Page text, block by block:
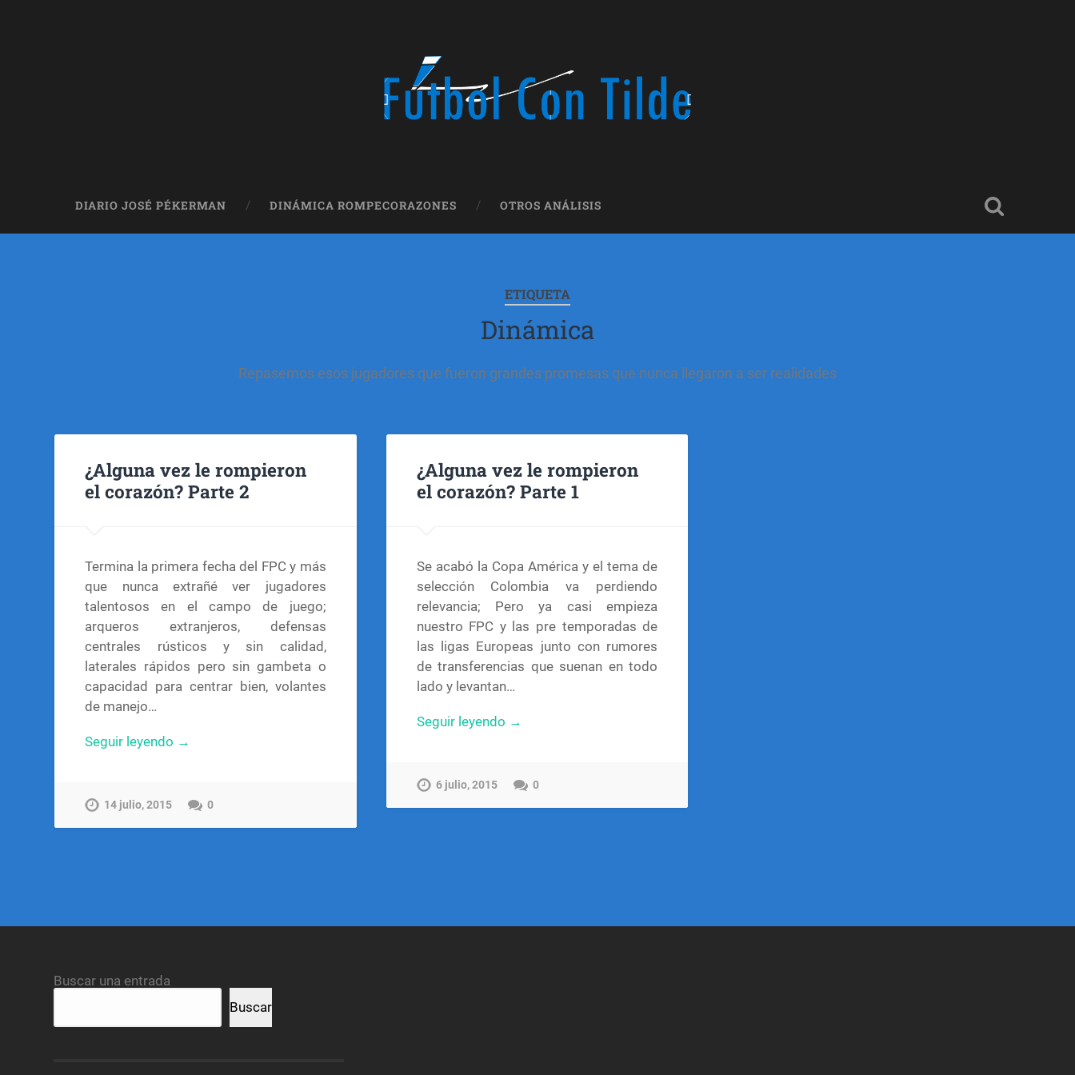
DIARIO JOSÉ PÉKERMAN DINÁMICA ROMPECORAZONES OTROS ANÁLISIS
ETIQUETA
Dinámica
Repasemos esos jugadores que fueron grandes promesas que nunca llegaron a ser realidades
¿Alguna vez le rompieron
el corazón? Parte 2
Termina la primera fecha del FPC y más
que nunca extrañé ver jugadores
talentosos en el campo de juego;
arqueros extranjeros, defensas
centrales rústicos y sin calidad,
laterales rápidos pero sin gambeta o
capacidad para centrar bien, volantes
de manejo…
Seguir leyendo →
14 julio, 2015 0
¿Alguna vez le rompieron
el corazón? Parte 1
Se acabó la Copa América y el tema de
selección Colombia va perdiendo
relevancia; Pero ya casi empieza
nuestro FPC y las pre temporadas de
las ligas Europeas junto con rumores
de transferencias que suenan en todo
lado y levantan…
Seguir leyendo →
6 julio, 2015 0
Buscar una entrada
Buscar